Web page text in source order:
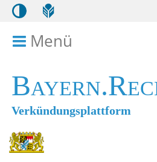
Menü
Verkündungsplattform